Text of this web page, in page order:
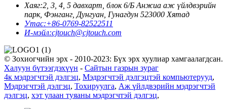
Хаяг:2, 3, 4, 5 давхарт, блок 6/Б Анжиа аж үйлдвэрийн
парк, Фэнганг, Дунгуан, Гунагдун 523000 Хятад
Утас:+86-0769-82522511
И-мэйл:cjtouch@cjtouch.com
© Зохиогчийн эрх - 2010-2023: Бүх эрх хуулиар хамгаалагдсан.
Халуун бүтээгдэхүүн - Сайтын газрын зураг
4к мэдрэгчтэй дэлгэц, Мэдрэгчтэй дэлгэцтэй компьютерууд,
Мэдрэгчтэй дэлгэц, Тохируулга, Аж үйлдвэрийн мэдрэгчтэй
дэлгэц, хэт улаан туяаны мэдрэгчтэй дэлгэц,